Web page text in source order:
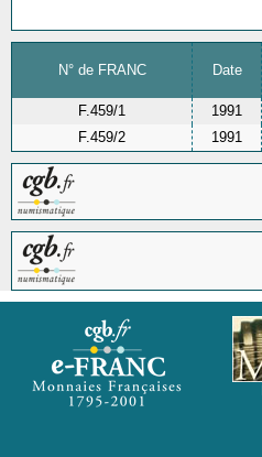
N° de FRANC Date
F.459/1
1991
F.459/2
1991